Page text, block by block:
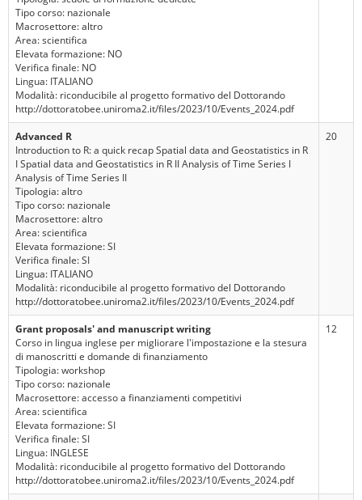
Tipo corso: nazionale
Macrosettore: altro
Area: scientifica
Elevata formazione: NO
Verifica finale: NO
Lingua: ITALIANO
Modalità: riconducibile al progetto formativo del Dottorando
http://dottoratobee.uniroma2.it/files/2023/10/Events_2024.pdf
Advanced R
Introduction to R: a quick recap Spatial data and Geostatistics in R
I Spatial data and Geostatistics in R II Analysis of Time Series I
Analysis of Time Series II
Tipologia: altro
Tipo corso: nazionale
Macrosettore: altro
Area: scientifica
Elevata formazione: SI
Verifica finale: SI
Lingua: ITALIANO
Modalità: riconducibile al progetto formativo del Dottorando
http://dottoratobee.uniroma2.it/files/2023/10/Events_2024.pdf
20
Grant proposals' and manuscript writing
Corso in lingua inglese per migliorare l'impostazione e la stesura
di manoscritti e domande di finanziamento
Tipologia: workshop
Tipo corso: nazionale
Macrosettore: accesso a finanziamenti competitivi
Area: scientifica
Elevata formazione: SI
Verifica finale: SI
Lingua: INGLESE
Modalità: riconducibile al progetto formativo del Dottorando
http://dottoratobee.uniroma2.it/files/2023/10/Events_2024.pdf
12